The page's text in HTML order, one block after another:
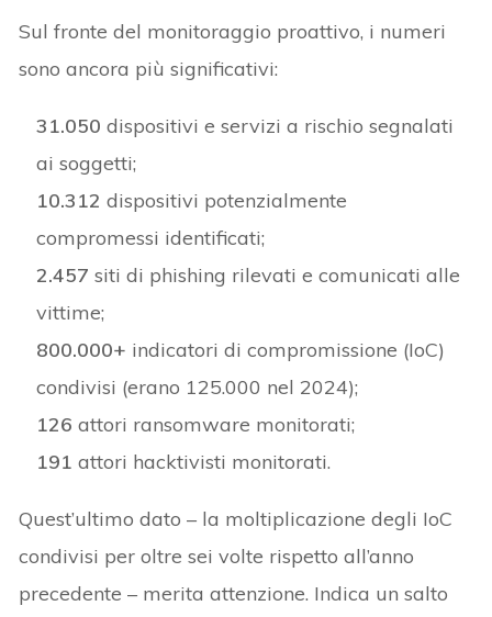
Sul fronte del monitoraggio proattivo, i numeri
sono ancora più significativi:
31.050 dispositivi e servizi a rischio segnalati
ai soggetti;
10.312 dispositivi potenzialmente
compromessi identificati;
2.457 siti di phishing rilevati e comunicati alle
vittime;
800.000+ indicatori di compromissione (IoC)
condivisi (erano 125.000 nel 2024);
126 attori ransomware monitorati;
191 attori hacktivisti monitorati.
Quest’ultimo dato – la moltiplicazione degli IoC
condivisi per oltre sei volte rispetto all’anno
precedente – merita attenzione. Indica un salto